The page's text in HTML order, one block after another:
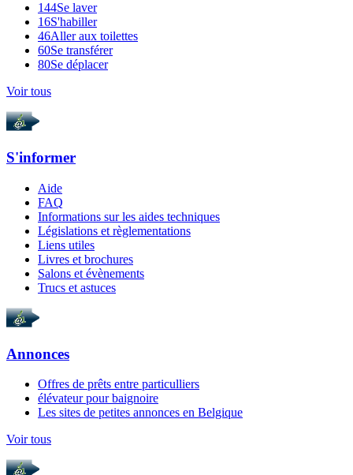
144Se laver
16S'habiller
46Aller aux toilettes
60Se transférer
80Se déplacer
Voir tous
S'informer
Aide
FAQ
Informations sur les aides techniques
Législations et règlementations
Liens utiles
Livres et brochures
Salons et évènements
Trucs et astuces
Annonces
Offres de prêts entre particulliers
élévateur pour baignoire
Les sites de petites annonces en Belgique
Voir tous